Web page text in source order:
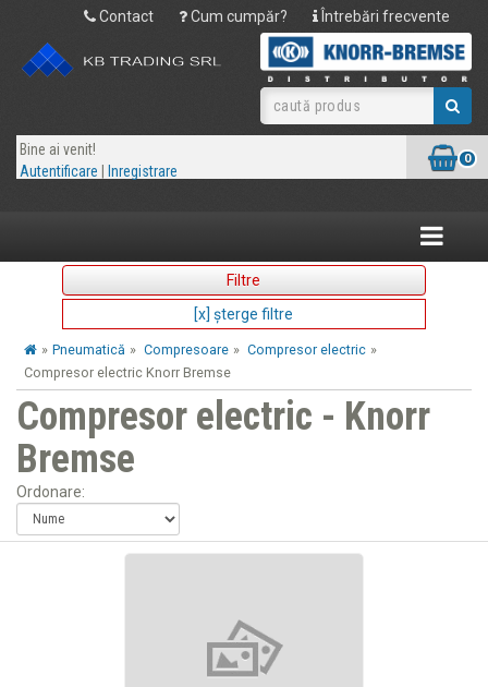
Contact Cum cumpăr? Întrebări frecvente
Bine ai venit!
Autentificare
Inregistrare
0
Toggle
Filtre
[x] şterge filtre
» Pneumatică » Compresoare » Compresor electric »
Compresor electric Knorr Bremse
Compresor electric - Knorr
Bremse
Ordonare: